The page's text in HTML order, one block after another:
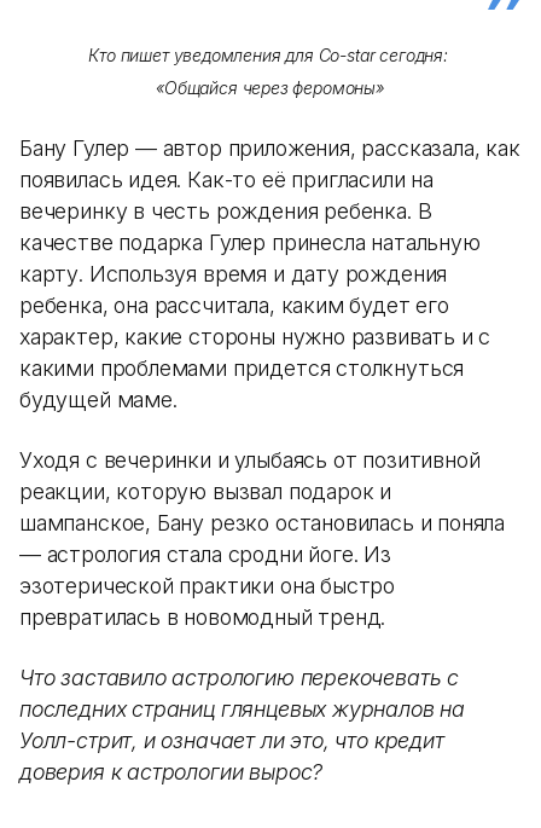
Кто пишет уведомления для Co-star сегодня:
«Общайся через феромоны»
Бану Гулер — автор приложения, рассказала, как
появилась идея. Как-то её пригласили на
вечеринку в честь рождения ребенка. В
качестве подарка Гулер принесла натальную
карту. Используя время и дату рождения
ребенка, она рассчитала, каким будет его
характер, какие стороны нужно развивать и с
какими проблемами придется столкнуться
будущей маме.
Уходя с вечеринки и улыбаясь от позитивной
реакции, которую вызвал подарок и
шампанское, Бану резко остановилась и поняла
— астрология стала сродни йоге. Из
эзотерической практики она быстро
превратилась в новомодный тренд.
Что заставило астрологию перекочевать с
последних страниц глянцевых журналов на
Уолл-стрит, и означает ли это, что кредит
доверия к астрологии вырос?